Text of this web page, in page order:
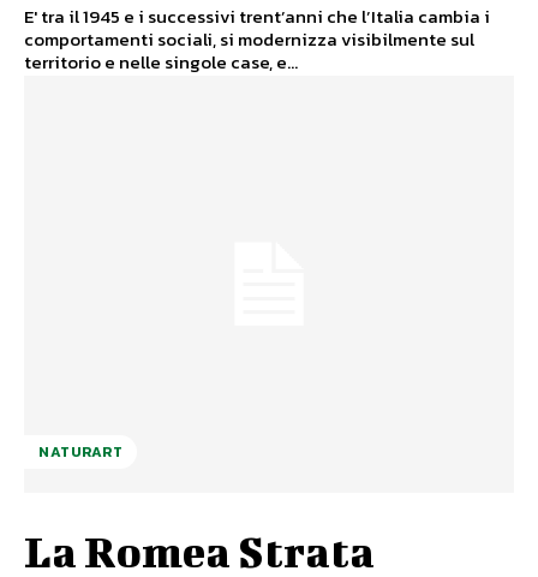
E' tra il 1945 e i successivi trent’anni che l’Italia cambia i
comportamenti sociali, si modernizza visibilmente sul
territorio e nelle singole case, e...
NATURART
La Romea Strata